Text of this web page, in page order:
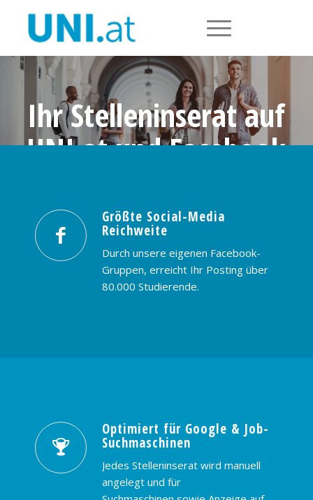
Ihr Stelleninserat auf
UNI.at und Facebook
PREISE & BUCHUNG KONTAKT
Größte Social-Media
Reichweite
Durch unsere eigenen Facebook-
Gruppen, erreicht Ihr Posting über
80.000 Studierende.
Optimiert für Google & Job-
Suchmaschinen
Jedes Stelleninserat wird manuell
angelegt und für